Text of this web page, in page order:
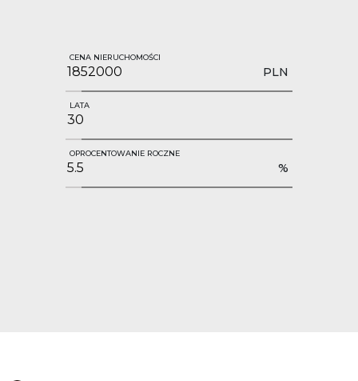
CENA NIERUCHOMOŚCI
PLN
LATA
OPROCENTOWANIE ROCZNE
%